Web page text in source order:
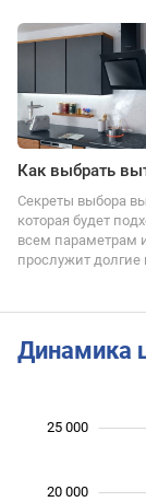
Как выбрать
Секреты выбора
которая будет
всем параметрам
прослужит долгие
Динамика
25 000
20 000